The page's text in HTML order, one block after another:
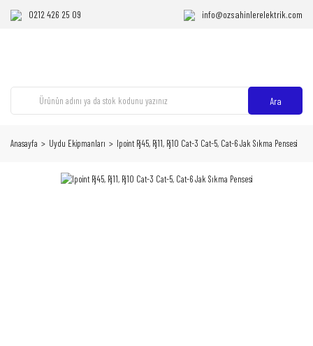
0212 426 25 09 info@ozsahinlerelektrik.com
Ara
Anasayfa Uydu Ekipmanları Ipoint Rj45, Rj11, Rj10 Cat-3 Cat-5, Cat-6 Jak Sıkma Pensesi